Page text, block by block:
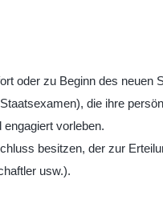
oder zu Beginn des neuen
die ihre
vorleben.
besitzen, der zur
usw.).